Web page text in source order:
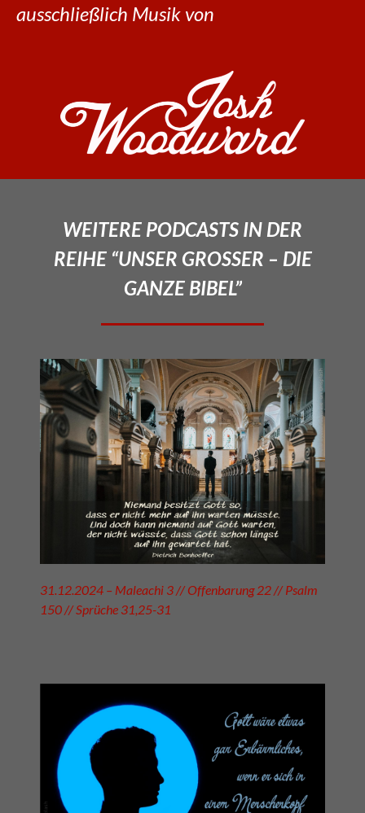
ausschließlich Musik von
WEITERE PODCASTS IN DER
REIHE “UNSER GROSSER – DIE
GANZE BIBEL”
31.12.2024 – Maleachi 3 // Offenbarung 22 // Psalm
150 // Sprüche 31,25-31